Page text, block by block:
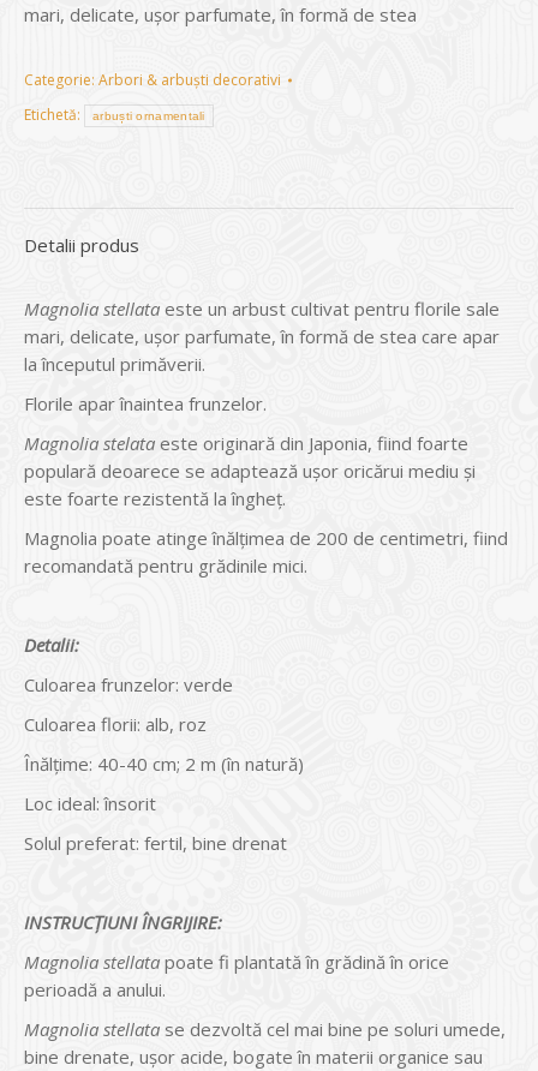
mari, delicate, ușor parfumate, în formă de stea
Categorie: Arbori & arbuști decorativi
Etichetă:
arbuști ornamentali
Detalii produs
Magnolia stellata este un arbust cultivat pentru florile sale
mari, delicate, ușor parfumate, în formă de stea care apar
la începutul primăverii.
Florile apar înaintea frunzelor.
Magnolia stelata este originară din Japonia, fiind foarte
populară deoarece se adaptează ușor oricărui mediu și
este foarte rezistentă la îngheț.
Magnolia poate atinge înălțimea de 200 de centimetri, fiind
recomandată pentru grădinile mici.
Detalii:
Culoarea frunzelor: verde
Culoarea florii: alb, roz
Înălțime: 40-40 cm; 2 m (în natură)
Loc ideal: însorit
Solul preferat: fertil, bine drenat
INSTRUCŢIUNI ÎNGRIJIRE:
Magnolia stellata poate fi plantată în grădină în orice
perioadă a anului.
Magnolia stellata se dezvoltă cel mai bine pe soluri umede,
bine drenate, uşor acide, bogate în materii organice sau